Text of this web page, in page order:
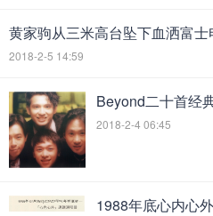
黄家驹从三米高台坠下血洒富
2018-2-5 14:59
Beyond二十首经
2018-2-4 06:45
1988年底心内心